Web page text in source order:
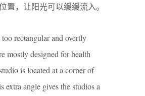
置，让阳光可以缓缓流入。
rectangular and overtly
mostly designed for health
is located at a corner of
extra angle gives the studios a